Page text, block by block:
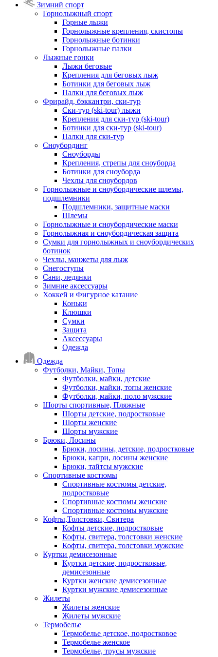
Зимний спорт
Горнолыжный спорт
Горные лыжи
Горнолыжные крепления, скистопы
Горнолыжные ботинки
Горнолыжные палки
Лыжные гонки
Лыжи беговые
Крепления для беговых лыж
Ботинки для беговых лыж
Палки для беговых лыж
Фрирайд, бэккантри, ски-тур
Ски-тур (ski-tour) лыжи
Крепления для ски-тур (ski-tour)
Ботинки для ски-тур (ski-tour)
Палки для ски-тур
Сноубординг
Сноуборды
Крепления, стрепы для сноуборда
Ботинки для сноуборда
Чехлы для сноубордов
Горнолыжные и сноубордические шлемы,
подшлемники
Подшлемники, защитные маски
Шлемы
Горнолыжные и сноубордические маски
Горнолыжная и сноубордическая защита
Сумки для горнолыжных и сноубордических
ботинок
Чехлы, манжеты для лыж
Снегоступы
Сани, ледянки
Зимние аксессуары
Хоккей и Фигурное катание
Коньки
Клюшки
Сумки
Защита
Аксессуары
Одежда
Одежда
Футболки, Майки, Топы
Футболки, майки, детские
Футболки, майки, топы женские
Футболки, майки, поло мужские
Шорты спортивные, Пляжные
Шорты детские, подростковые
Шорты женские
Шорты мужские
Брюки, Лосины
Брюки, лосины, детские, подростковые
Брюки, капри, лосины женские
Брюки, тайтсы мужские
Спортивные костюмы
Спортивные костюмы детские,
подростковые
Спортивные костюмы женские
Спортивные костюмы мужские
Кофты,Толстовки, Свитера
Кофты детские, подростковые
Кофты, свитера, толстовки женские
Кофты, свитера, толстовки мужские
Куртки демисезонные
Куртки детские, подростковые,
демисезонные
Куртки женские демисезонные
Куртки мужские демисезонные
Жилеты
Жилеты женские
Жилеты мужские
Термобелье
Термобелье детское, подростковое
Термобелье женское
Термобелье, трусы мужские